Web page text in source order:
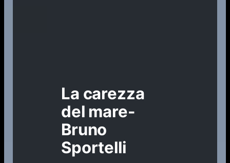
La carezza
del mare-
Bruno
Sportelli